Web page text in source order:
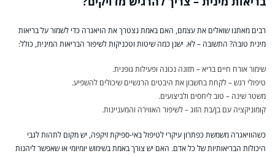
רבים מאתנו שואלים את עצמם, האם באמת נצטרך את הויאגרה כדי לשמור על בריאות
מינית טובה? התשובה – לא. ישנן כמה שיטות וטכניקות לשיפור הבריאות המינית, כולל:
שימור אורח חיים בריא – תזונה נכונה ופעילות גופנית.
טיפולי רגש – לקחת בחשבון את היבטים הרגשיים שיכולים להשפיע.
משטר שינה – טוב ליחסים ולביצועים.
קומוניקציה עם בן/בת הזוג – לשיפור האווירה והמעניינות.
כשהוויאגרה משמשת כפתרון עיקרי לטיפול באי-ספיקת זיקפה, יש מקום לתהות לגבי
היכולות הבריאותיות של כל אדם. האם יש צורך באמת בשימוש יומיומי או שאפשר ליהנות